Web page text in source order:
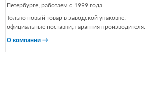
Петербурге, работаем с 1999 года.
Только новый товар в заводской упаковке,
официальные поставки, гарантия производителя.
О компании →